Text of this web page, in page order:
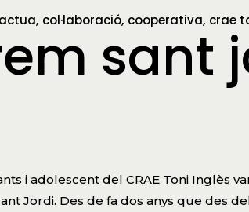
actua col·laboració cooperativa crae
sant
i adolescent del CRAE Toni Inglès
Jordi. Des de fa dos anys que des